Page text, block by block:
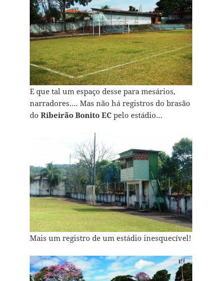
E que tal um espaço desse para mesários,
narradores…. Mas não há registros do brasão
do Ribeirão Bonito EC pelo estádio…
Mais um registro de um estádio inesquecível!